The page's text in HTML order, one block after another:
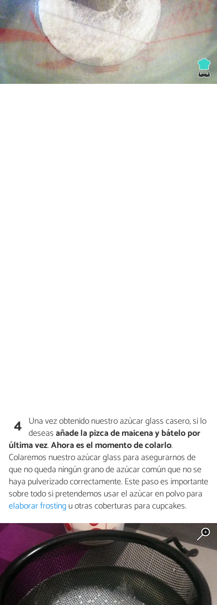
4 Una vez obtenido nuestro azúcar glass casero, si lo
deseasañade la pizca de maicena y bátelo por
última vez.Ahora es el momento decolarlo.
Colaremos nuestro azúcar glass para asegurarnos de
que no queda ningún grano de azúcar común que no se
haya pulverizado correctamente. Este paso es importante
sobre todo si pretendemos usar el azúcar en polvo para
elaborar frosting u otras coberturas para cupcakes.